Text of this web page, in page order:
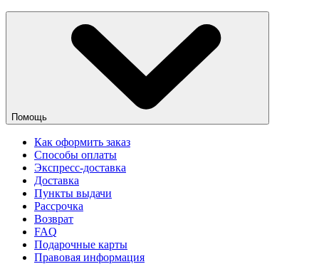
Помощь
Как оформить заказ
Способы оплаты
Экспресс-доставка
Доставка
Пункты выдачи
Рассрочка
Возврат
FAQ
Подарочные карты
Правовая информация